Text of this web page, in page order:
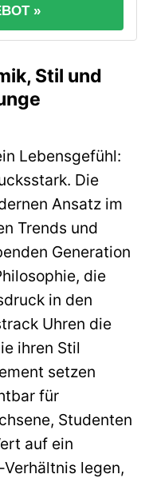
»
Stil und
Lebensgefühl:
Die
Ansatz im
Trends und
Generation
die
in den
Uhren die
ihren Stil
setzen
für
Studenten
auf ein
legen,